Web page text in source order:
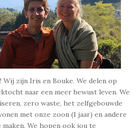
Wij zijn Iris en Bouke. We delen op
naar een meer bewust leven. We
zero waste, het zelfgebouwde
met onze zoon (1 jaar) en andere
We hopen ook jou te